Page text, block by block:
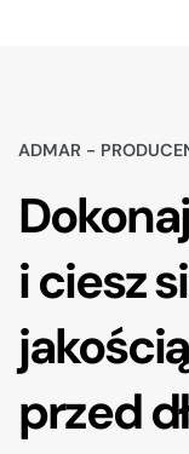
ADMAR -
i ciesz
przed